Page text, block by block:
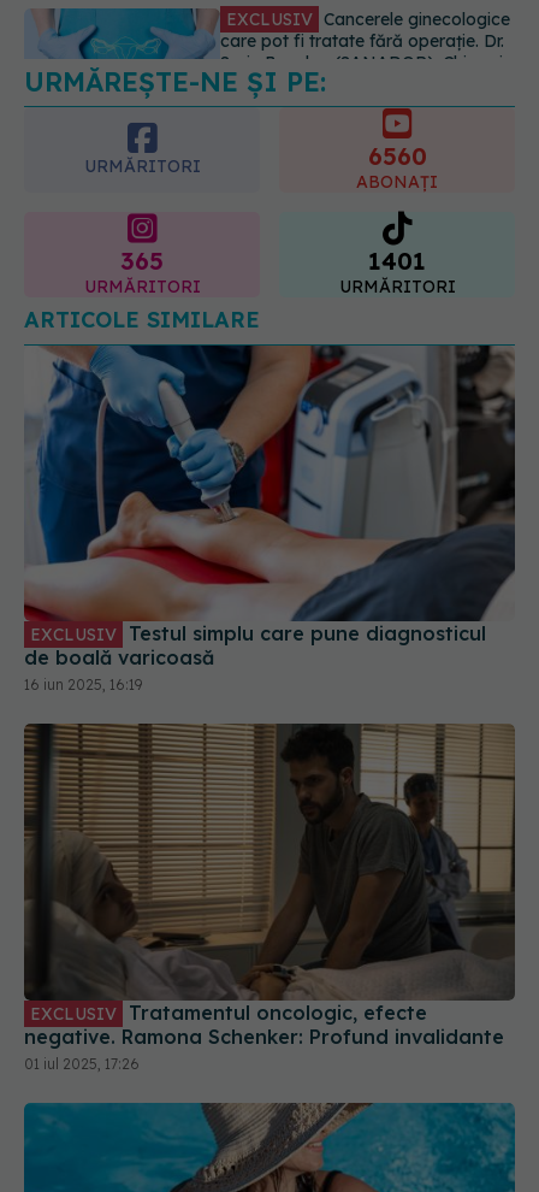
EXCLUSIV Brahiterapie vs
radioterapie externă în cancerul
ginecologic. Dr. Sorin Bogdan
(SANADOR) explică diferența și
cum acționează tratamentul
URMĂREȘTE-NE ȘI PE:
URMĂRITORI 6560
ABONAȚI
URMĂRITORI
1401
URMĂRITORI
ARTICOLE SIMILARE
de boală varicoasă
16 iun 2025, 16:19
Tratamentul oncologic, efecte
negative. Ramona Schenker: Profund invalidante
01 iul 2025, 17:26